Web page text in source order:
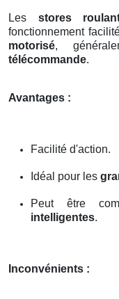
Les stores
fonctionnement
motorisé,
télécommande.
Avantages :
Facilité d'action.
Idéal pour les
Peut être
intelligentes.
Inconvénients :